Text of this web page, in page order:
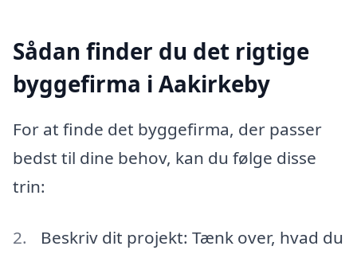
Sådan finder du det rigtige
byggefirma i Aakirkeby
For at finde det byggefirma, der passer
bedst til dine behov, kan du følge disse
trin:
Beskriv dit projekt: Tænk over, hvad du